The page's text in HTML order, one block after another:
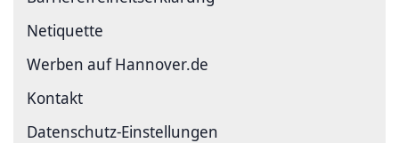
Netiquette
Werben auf Hannover.de
Kontakt
Datenschutz-Einstellungen